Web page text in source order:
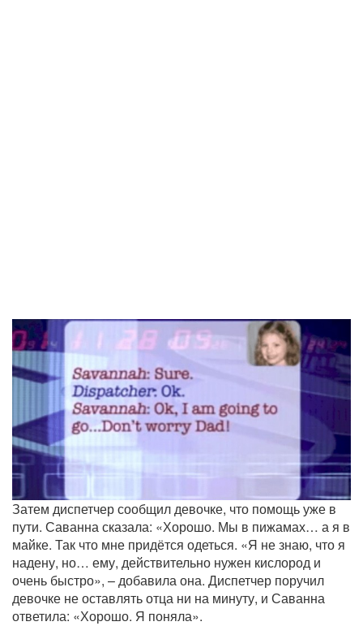
Затем диспетчер сообщил девочке, что помощь уже в
пути. Саванна сказала: «Хорошо. Мы в пижамах… а я в
майке. Так что мне придётся одеться. «Я не знаю, что я
надену, но… ему, действительно нужен кислород и
очень быстро», – добавила она. Диспетчер поручил
девочке не оставлять отца ни на минуту, и Саванна
ответила: «Хорошо. Я поняла».